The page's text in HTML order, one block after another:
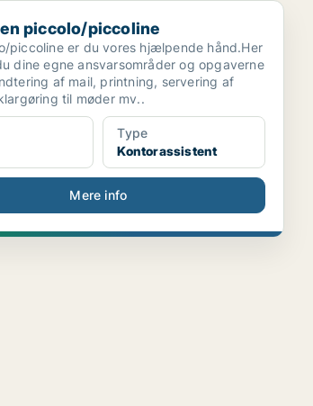
piccoline
piccolo/piccoline
piccoline er du vores hjælpende hånd.Her
dine egne ansvarsområder og opgaverne
af mail, printning, servering af
til møder mv..
Type
Kontorassistent
Mere info